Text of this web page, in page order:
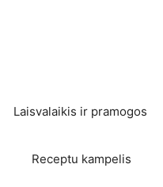
Laisvalaikis ir pramogos
Receptu kampelis